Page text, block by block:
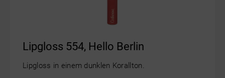
Lipgloss 554, Hello Berlin
Lipgloss in einem dunklen Korallton.